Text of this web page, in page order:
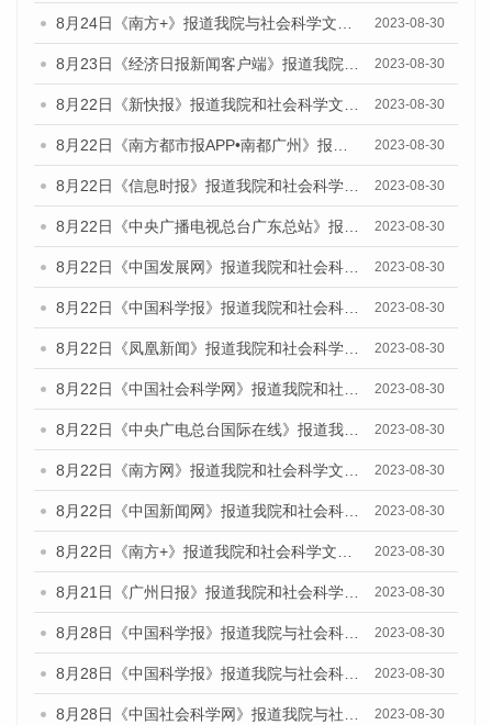
8月24日《南方+》报道我院与社会科学文献出版社联合发布《广州蓝皮书：广州文化产业发展报告（2023）》的媒体文章 2023-08-30
8月23日《经济日报新闻客户端》报道我院和社会科学文献出版社联合发布《广州数字经济发展报告（2023）》蓝皮书的媒体报道 2023-08-30
8月22日《新快报》报道我院和社会科学文献出版社联合发布《广州数字经济发展报告（2023）》蓝皮书的媒体报道 2023-08-30
8月22日《南方都市报APP•南都广州》报道我院和社会科学文献出版社联合发布《广州数字经济发展报告（2023）》蓝皮书的媒体报道 2023-08-30
8月22日《信息时报》报道我院和社会科学文献出版社联合发布《广州数字经济发展报告（2023）》蓝皮书的媒体报道 2023-08-30
8月22日《中央广播电视总台广东总站》报道我院和社会科学文献出版社联合发布《广州数字经济发展报告（2023）》蓝皮书的媒体报道 2023-08-30
8月22日《中国发展网》报道我院和社会科学文献出版社联合发布《广州数字经济发展报告（2023）》蓝皮书的媒体报道 2023-08-30
8月22日《中国科学报》报道我院和社会科学文献出版社联合发布《广州数字经济发展报告（2023）》蓝皮书的媒体报道 2023-08-30
8月22日《凤凰新闻》报道我院和社会科学文献出版社联合发布《广州数字经济发展报告（2023）》蓝皮书的媒体报道 2023-08-30
8月22日《中国社会科学网》报道我院和社会科学文献出版社联合发布《广州数字经济发展报告（2023）》蓝皮书的媒体报道 2023-08-30
8月22日《中央广电总台国际在线》报道我院和社会科学文献出版社联合发布《广州数字经济发展报告（2023）》蓝皮书的媒体报道 2023-08-30
8月22日《南方网》报道我院和社会科学文献出版社联合发布《广州数字经济发展报告（2023）》蓝皮书的媒体报道 2023-08-30
8月22日《中国新闻网》报道我院和社会科学文献出版社联合发布《广州数字经济发展报告（2023）》蓝皮书的媒体报道 2023-08-30
8月22日《南方+》报道我院和社会科学文献出版社联合发布《广州数字经济发展报告（2023）》蓝皮书的媒体报道 2023-08-30
8月21日《广州日报》报道我院和社会科学文献出版社联合发布《广州数字经济发展报告（2023）》蓝皮书的媒体文章 2023-08-30
8月28日《中国科学报》报道我院与社会科学文献出版社联合发布《广州蓝皮书：广州创新型城市发展报告（2023）》的媒体文章 2023-08-30
8月28日《中国科学报》报道我院与社会科学文献出版社联合发布《广州蓝皮书：广州创新型城市发展报告（2023）》的媒体文章 2023-08-30
8月28日《中国社会科学网》报道我院与社会科学文献出版社联合发布《广州蓝皮书：广州创新型城市发展报告（2023）》的媒体文章 2023-08-30